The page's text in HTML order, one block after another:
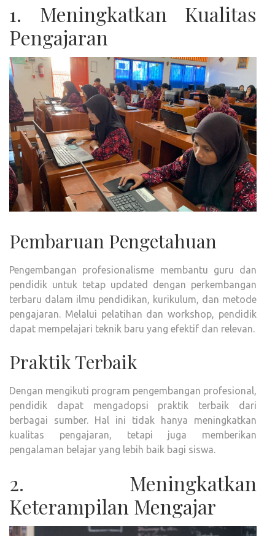
1. Meningkatkan Kualitas
Pengajaran
Pembaruan Pengetahuan
Pengembangan profesionalisme membantu guru dan
pendidik untuk tetap updated dengan perkembangan
terbaru dalam ilmu pendidikan, kurikulum, dan metode
pengajaran. Melalui pelatihan dan workshop, pendidik
dapat mempelajari teknik baru yang efektif dan relevan.
Praktik Terbaik
Dengan mengikuti program pengembangan profesional,
pendidik dapat mengadopsi praktik terbaik dari
berbagai sumber. Hal ini tidak hanya meningkatkan
kualitas pengajaran, tetapi juga memberikan
pengalaman belajar yang lebih baik bagi siswa.
2. Meningkatkan
Keterampilan Mengajar